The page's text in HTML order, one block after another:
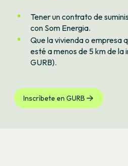
Tener un contrato de
con Som Energia.
Que la vivienda o empresa
esté a menos de 5 km de la
GURB).
Inscríbete en GURB